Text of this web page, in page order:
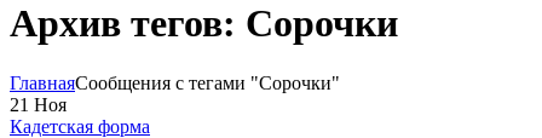
Архив тегов: Сорочки
ГлавнаяСообщения с тегами "Сорочки"
21 Ноя
Кадетская форма